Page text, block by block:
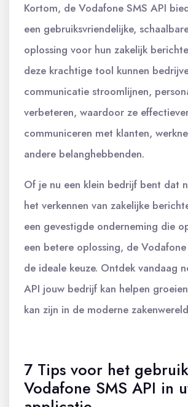
Kortom, de Vodafone SMS API
een gebruiksvriendelijke,
oplossing voor hun zakelijk
deze krachtige tool kunnen
communicatie stroomlijnen,
verbeteren, waardoor ze
communiceren met klanten,
andere belanghebbenden.
Of je nu een klein bedrijf bent dat
het verkennen van zakelijke
een gevestigde onderneming die
een betere oplossing, de Vodafone
de ideale keuze. Ontdek vandaag
API jouw bedrijf kan helpen
kan zijn in de moderne
7 Tips voor het
Vodafone SMS API in